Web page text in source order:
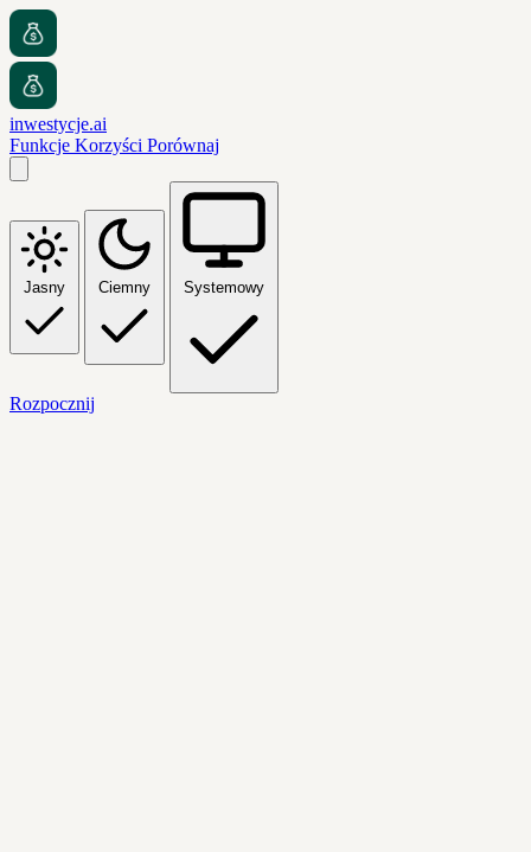
inwestycje.ai
Funkcje Korzyści Porównaj
Jasny Ciemny Systemowy
Rozpocznij